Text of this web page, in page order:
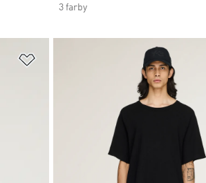
3 farby
Pridať do zoznamu želaných